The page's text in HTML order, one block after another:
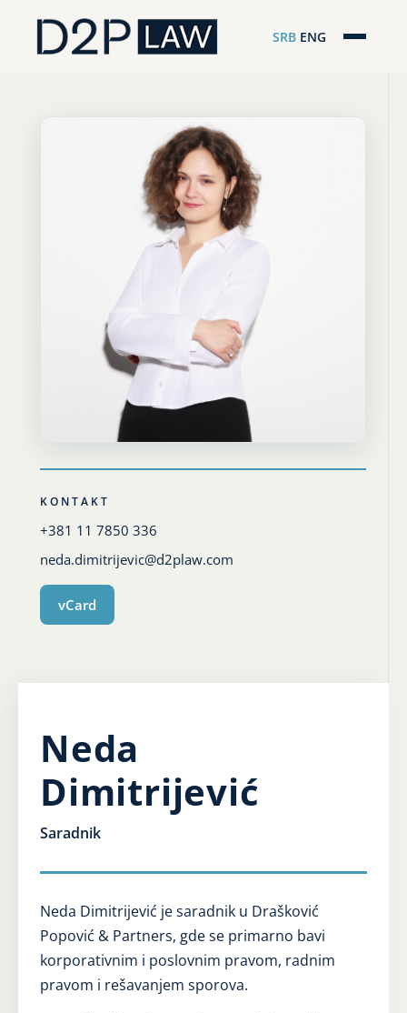
SRB ENG
Regionalna pokrivenost
Kontakt
KONTAKT
+381 11 7850 336
neda.dimitrijevic@d2plaw.com
vCard
Neda
Dimitrijević
Saradnik
Neda Dimitrijević je saradnik u Drašković
Popović & Partners, gde se primarno bavi
korporativnim i poslovnim pravom, radnim
pravom i rešavanjem sporova.